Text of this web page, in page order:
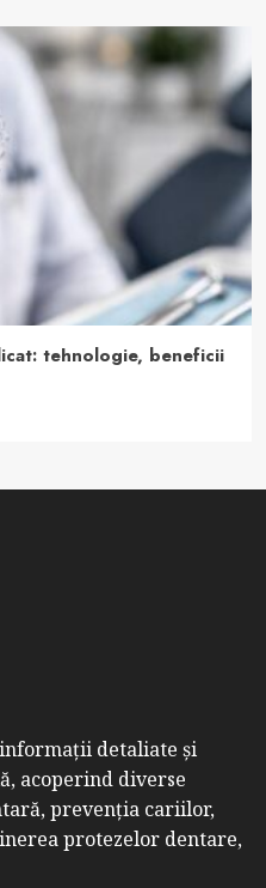
tehnologie, beneficii
detaliate și
acoperind diverse
prevenția cariilor,
protezelor dentare,